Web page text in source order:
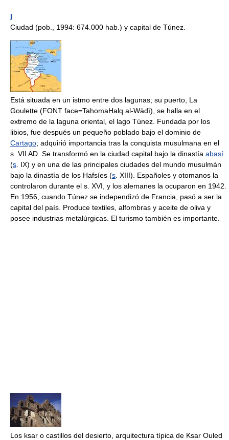
I
Ciudad (pob., 1994: 674.000 hab.) y capital de Túnez.
Está situada en un istmo entre dos lagunas; su puerto, La
Goulette (FONT face=TahomaḤalq al-Wādī), se halla en el
extremo de la laguna oriental, el lago Túnez. Fundada por los
libios, fue después un pequeño poblado bajo el dominio de
Cartago; adquirió importancia tras la conquista musulmana en el
s. VII AD. Se transformó en la ciudad capital bajo la dinastía abasí
(s. IX) y en una de las principales ciudades del mundo musulmán
bajo la dinastía de los Hafsíes (s. XIII). Españoles y otomanos la
controlaron durante el s. XVI, y los alemanes la ocuparon en 1942.
En 1956, cuando Túnez se independizó de Francia, pasó a ser la
capital del país. Produce textiles, alfombras y aceite de oliva y
posee industrias metalúrgicas. El turismo también es importante.
Los ksar o castillos del desierto, arquitectura típica de Ksar Ouled